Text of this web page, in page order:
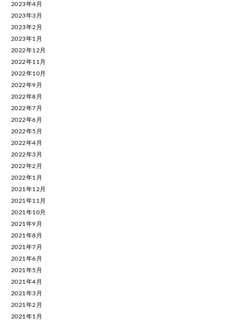
2023年4月
2023年3月
2023年2月
2023年1月
2022年12月
2022年11月
2022年10月
2022年9月
2022年8月
2022年7月
2022年6月
2022年5月
2022年4月
2022年3月
2022年2月
2022年1月
2021年12月
2021年11月
2021年10月
2021年9月
2021年8月
2021年7月
2021年6月
2021年5月
2021年4月
2021年3月
2021年2月
2021年1月